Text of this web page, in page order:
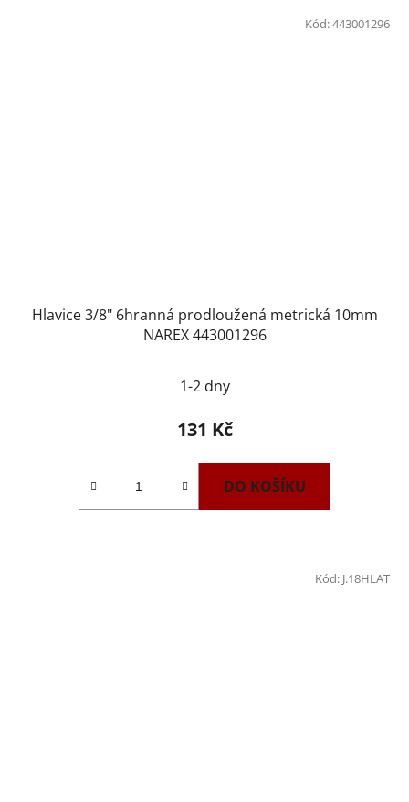
Hlavice 3/8" 6hranná prodloužená metrická 10mm
NAREX 443001296
1-2 dny
131 Kč
DO KOŠÍKU
Kód:443001296
Kód: J.18HLAT